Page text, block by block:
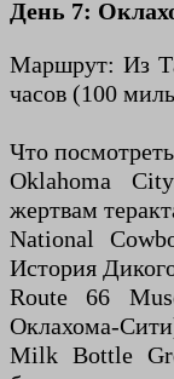
День 7:
Маршрут: Из
часов (100
Что
Oklahoma
жертвам
National
История
Route 66
Оклахома-
Milk Bottle